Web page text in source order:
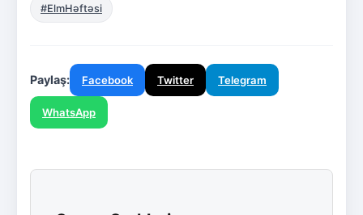
#ElmHəftəsi
Paylaş: Facebook Twitter Telegram
WhatsApp